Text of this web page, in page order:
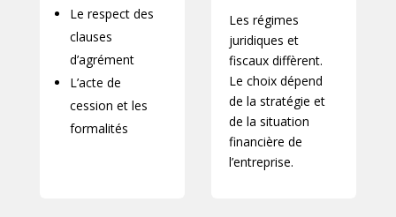
Le respect des
clauses
d’agrément
L’acte de
cession et les
formalités
Les régimes
juridiques et
fiscaux diffèrent.
Le choix dépend
de la stratégie et
de la situation
financière de
l’entreprise.